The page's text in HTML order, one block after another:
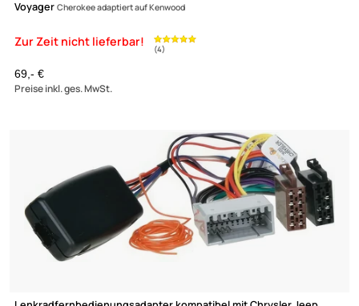
Zur Zeit nicht lieferbar!
Lenkradfernbedienungsadapter kompatibel mit Chrysler Jeep
Voyager
Cherokee adaptiert auf Kenwood
Preise inkl. ges. MwSt.